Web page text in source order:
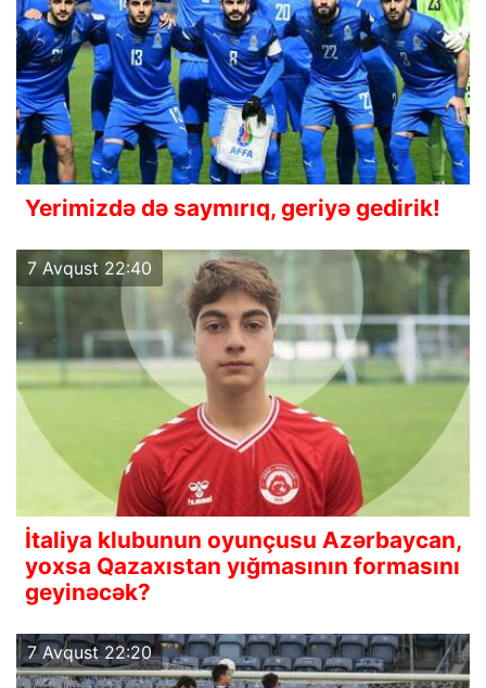
Yerimizdə də saymırıq, geriyə gedirik!
7 Avqust 22:40
İtaliya klubunun oyunçusu Azərbaycan,
yoxsa Qazaxıstan yığmasının formasını
geyinəcək?
7 Avqust 22:20